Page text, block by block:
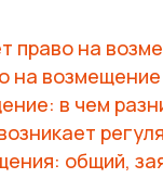
право на
на
в чем
общий,
заявку